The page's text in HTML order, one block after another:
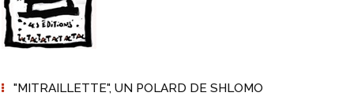
"MITRAILLETTE", UN POLARD DE SHLOMO